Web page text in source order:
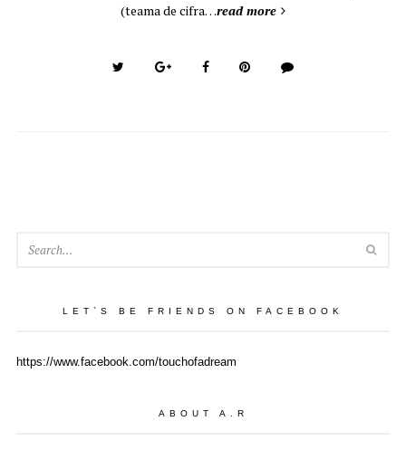
(teama de cifra…read more
LET`S BE FRIENDS ON FACEBOOK
https://www.facebook.com/touchofadream
ABOUT A.R